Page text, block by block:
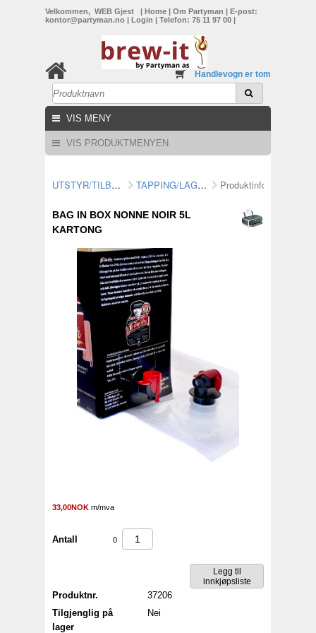
Velkommen, WEB Gjest | Home | Om Partyman | E-post:
kontor@partyman.no | Login | Telefon: 75 11 97 00 |
Handlevogn er tom
VIS MENY
VIS PRODUKTMENYEN
UTSTYR/TILBEHØR TAPPING/LAGRING Produktinformasjon
BAG IN BOX NONNE NOIR 5L
KARTONG
33,00NOK m/mva
Antall 0
Produktnr.
37206
Tilgjenglig på
lager
Nei